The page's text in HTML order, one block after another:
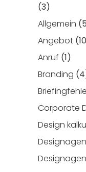
(3)
Allgemein
Angebot
Anruf (1)
Branding
Corporate
Design